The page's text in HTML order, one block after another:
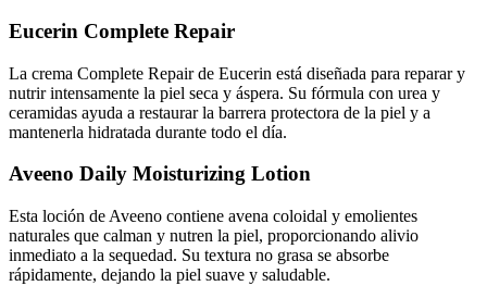
Eucerin Complete Repair
La crema Complete Repair de Eucerin está diseñada para reparar y
nutrir intensamente la piel seca y áspera. Su fórmula con urea y
ceramidas ayuda a restaurar la barrera protectora de la piel y a
mantenerla hidratada durante todo el día.
Aveeno Daily Moisturizing Lotion
Esta loción de Aveeno contiene avena coloidal y emolientes
naturales que calman y nutren la piel, proporcionando alivio
inmediato a la sequedad. Su textura no grasa se absorbe
rápidamente, dejando la piel suave y saludable.